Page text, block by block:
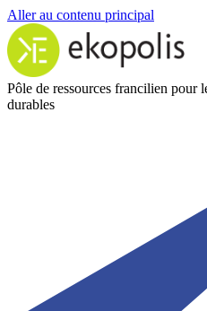
Aller au contenu principal
Pôle de ressources francilien pour
durables